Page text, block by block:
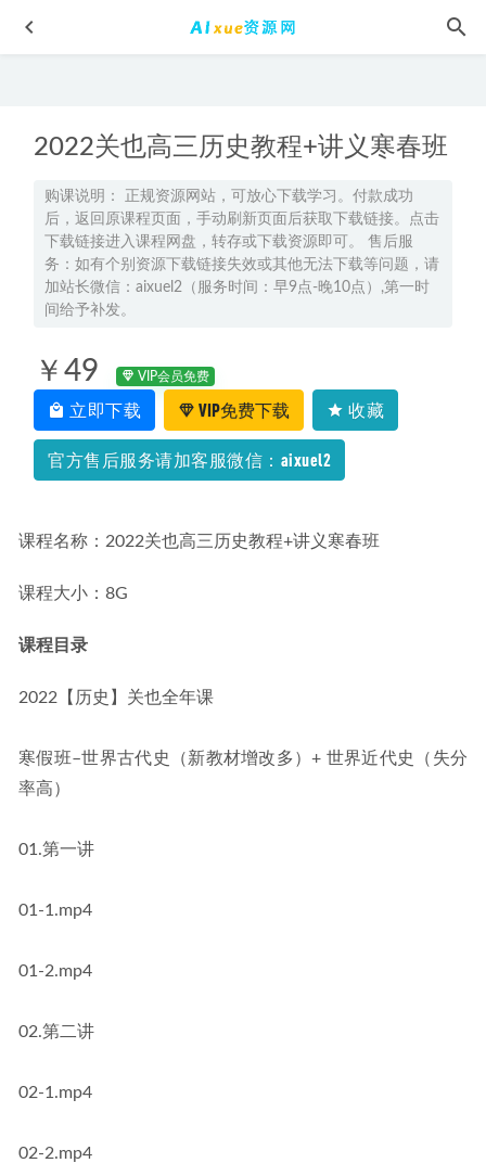
2022关也高三历史教程+讲义寒春班
购课说明： 正规资源网站，可放心下载学习。付款成功
后，返回原课程页面，手动刷新页面后获取下载链接。点击
下载链接进入课程网盘，转存或下载资源即可。 售后服
务：如有个别资源下载链接失效或其他无法下载等问题，请
加站长微信：aixuel2（服务时间：早9点-晚10点）,第一时
间给予补发。
￥49 VIP会员免费
立即下载 VIP免费下载 收藏
官方售后服务请加客服微信：aixuel2
课程名称：2022关也高三历史教程+讲义寒春班
课程大小：8G
课程目录
2022【历史】关也全年课
寒假班–世界古代史（新教材增改多）+ 世界近代史（失分
率高）
01.第一讲
01-1.mp4
01-2.mp4
02.第二讲
02-1.mp4
02-2.mp4
高中数学网课资源分享简单学习网高中数学教学视频下载
2022-10-15
2022注册会计考证【审计】教学课程+讲义试题，48.24G学习
恋爱魔鬼交际学《调情初级+高级》教你怎样谈恋爱,百度网
盘资源打包下载
2021-11-02
2024陆杰峰初二语文A+视频教程+讲义 2024-04-12
赵礼显2024高一数学视频教程+讲义（暑假班+秋季班）